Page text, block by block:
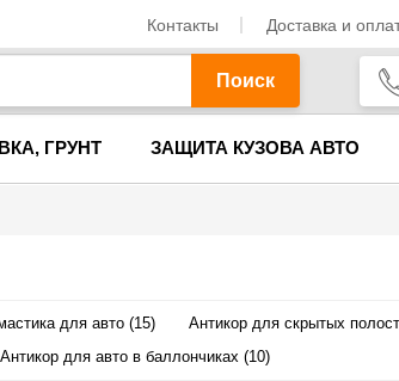
Контакты Доставка и
Поиск
ГРУНТ ЗАЩИТА КУЗОВА АВТО
для авто (15) Антикор для скрытых
Антикор для авто в баллончиках (10)